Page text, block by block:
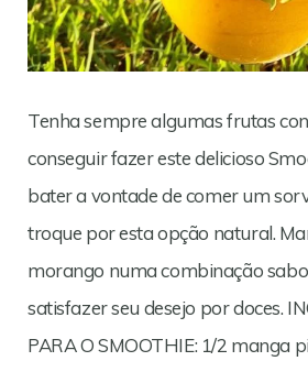
Tenha sempre algumas frutas
conseguir fazer este delicioso
bater a vontade de comer um
troque por esta opção natural.
morango numa combinação
satisfazer seu desejo por doces.
PARA O SMOOTHIE: 1/2 manga